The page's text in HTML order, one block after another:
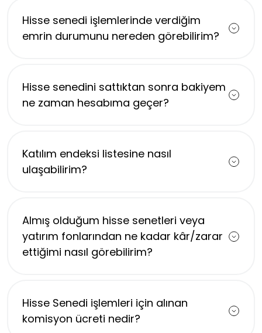
Hisse senedi işlemlerinde verdiğim
emrin durumunu nereden görebilirim?
Hisse senedini sattıktan sonra bakiyem
ne zaman hesabıma geçer?
Katılım endeksi listesine nasıl
ulaşabilirim?
Almış olduğum hisse senetleri veya
yatırım fonlarından ne kadar kâr/zarar
ettiğimi nasıl görebilirim?
Hisse Senedi işlemleri için alınan
komisyon ücreti nedir?